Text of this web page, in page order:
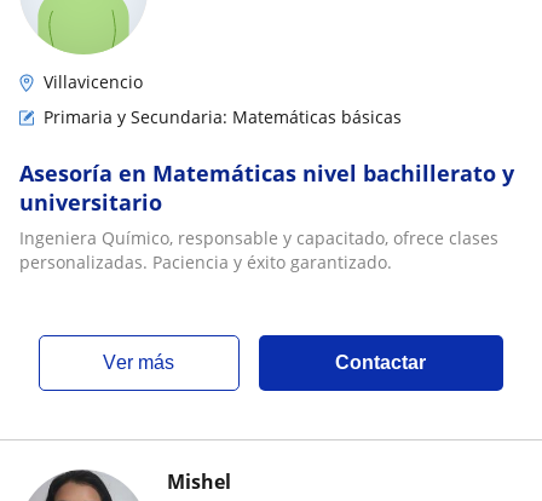
Villavicencio
Primaria y Secundaria: Matemáticas básicas
Asesoría en Matemáticas nivel bachillerato y
universitario
Ingeniera Químico, responsable y capacitado, ofrece clases
personalizadas. Paciencia y éxito garantizado.
ver más Contactar
Mishel